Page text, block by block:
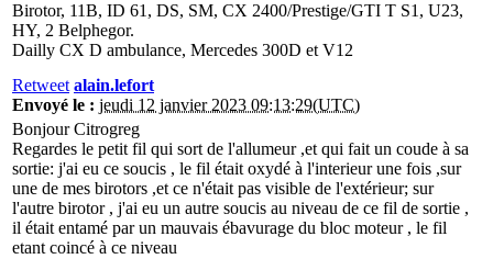
Birotor, 11B, ID 61, DS, SM, CX 2400/Prestige/GTI T S1, U23,
HY, 2 Belphegor.
Dailly CX D ambulance, Mercedes 300D et V12
Retweet alain.lefort
Envoyé le : jeudi 12 janvier 2023 09:13:29(UTC)
Bonjour Citrogreg
Regardes le petit fil qui sort de l'allumeur ,et qui fait un coude à sa
sortie: j'ai eu ce soucis , le fil était oxydé à l'interieur une fois ,sur
une de mes birotors ,et ce n'était pas visible de l'extérieur; sur
l'autre birotor , j'ai eu un autre soucis au niveau de ce fil de sortie ,
il était entamé par un mauvais ébavurage du bloc moteur , le fil
etant coincé à ce niveau